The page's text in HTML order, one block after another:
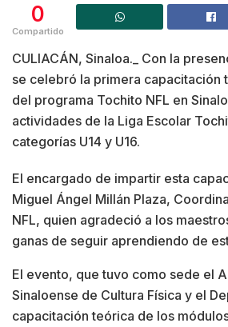
0
Compartido
CULIACÁN, Sinaloa._ Con la
se celebró la primera capacitación
del programa Tochito NFL en
actividades de la Liga Escolar
categorías U14 y U16.
El encargado de impartir esta
Miguel Ángel Millán Plaza,
NFL, quien agradeció a los
ganas de seguir aprendiendo de
El evento, que tuvo como sede el
Sinaloense de Cultura Física y el
capacitación teórica de los